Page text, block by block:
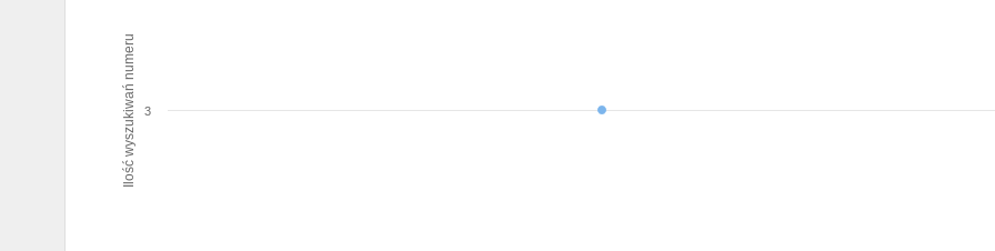
Ilość wyszukiwań numeru 3